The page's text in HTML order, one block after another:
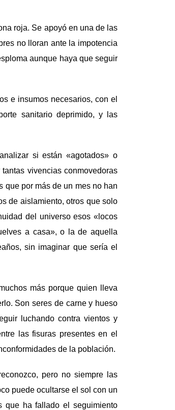
roja. Se apoyó en una de las
no lloran ante la impotencia
aunque haya que seguir
e insumos necesarios, con el
sanitario deprimido, y las
si están «agotados» o
vivencias conmovedoras
que por más de un mes no han
de aislamiento, otros que solo
del universo esos «locos
a casa», o la de aquella
sin imaginar que sería el
más porque quien lleva
Son seres de carne y hueso
luchando contra vientos y
las fisuras presentes en el
de la población.
pero no siempre las
puede ocultarse el sol con un
que ha fallado el seguimiento